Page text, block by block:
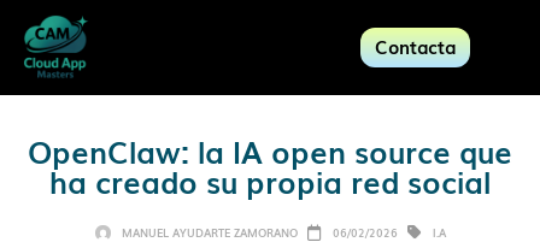
Contacta
OpenClaw: la IA open source que
ha creado su propia red social
MANUEL AYUDARTE ZAMORANO 06/02/2026 I.A